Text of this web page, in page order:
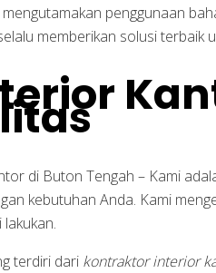
mengutamakan penggunaan
memberikan solusi
di Buton Tengah – Kami
kebutuhan Anda. Kami
terdiri dari kontraktor interior